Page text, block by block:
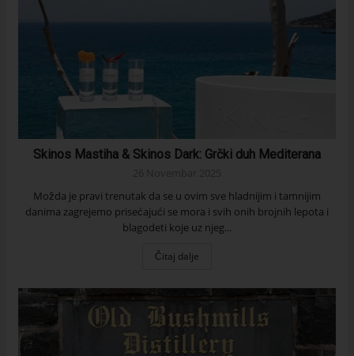
Skinos Mastiha & Skinos Dark: Grčki duh Mediterana
Možda je pravi trenutak da se u ovim sve hladnijim i tamnijim
danima zagrejemo prisećajući se mora i svih onih brojnih lepota i
blagodeti koje uz njeg...
Čitaj dalje